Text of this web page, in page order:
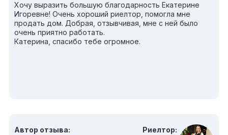
Хочу выразить большую благодарность Екатерине
Игоревне! Очень хороший риелтор, помогла мне
продать дом. Добрая, отзывчивая, мне с ней было
очень приятно работать.
Катерина, спасибо тебе огромное.
Автор отзыва: Риелтор: